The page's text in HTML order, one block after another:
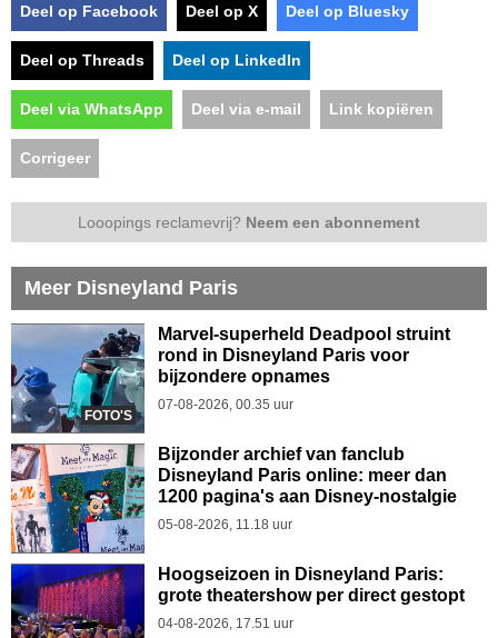
Deel op Facebook Deel op X Deel op Bluesky
Deel op Threads Deel op LinkedIn
Deel via WhatsApp Deel via e-mail Link kopiëren
Corrigeer
Looopings reclamevrij? Neem een abonnement
Meer Disneyland Paris
FOTO'S
Marvel-superheld Deadpool struint
rond in Disneyland Paris voor
bijzondere opnames
07-08-2026, 00.35 uur
Bijzonder archief van fanclub
Disneyland Paris online: meer dan
1200 pagina's aan Disney-nostalgie
05-08-2026, 11.18 uur
Hoogseizoen in Disneyland Paris:
grote theatershow per direct gestopt
04-08-2026, 17.51 uur